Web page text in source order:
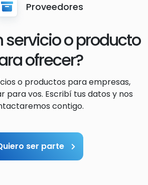
Proveedores
servicio o producto
ofrecer?
o productos para empresas,
para vos. Escribí tus datos y nos
contigo.
ser parte